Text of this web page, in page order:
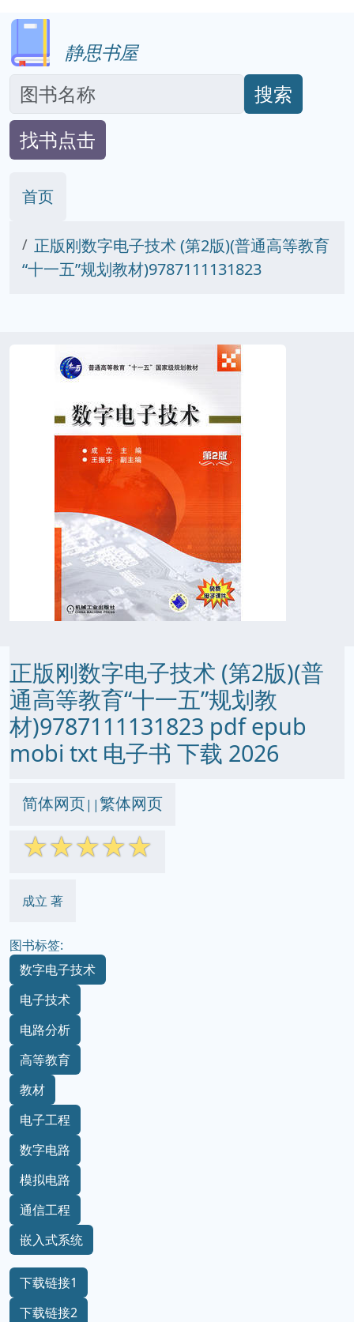
静思书屋
搜索
找书点击
首页
正版刚数字电子技术 (第2版)(普通高等教育
“十一五”规划教材)9787111131823
正版刚数字电子技术 (第2版)(普
通高等教育“十一五”规划教
材)9787111131823 pdf epub
mobi txt 电子书 下载 2026
简体网页||繁体网页
☆☆☆☆☆
成立 著
图书标签:
数字电子技术
电子技术
电路分析
高等教育
教材
电子工程
数字电路
模拟电路
通信工程
嵌入式系统
下载链接1
下载链接2